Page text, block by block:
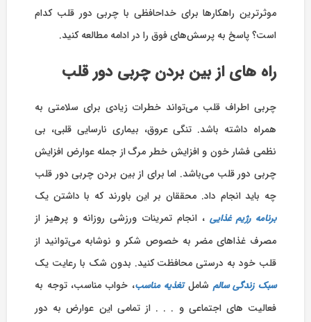
موثرترین راهکارها برای خداحافظی با چربی دور قلب کدام
است؟ پاسخ به پرسش‌های فوق را در ادامه مطالعه کنید.
راه های از بین بردن چربی دور قلب
چربی اطراف قلب می‌تواند خطرات زیادی برای سلامتی به
همراه داشته باشد. تنگی عروق، بیماری نارسایی قلبی، بی
نظمی فشار خون و افزایش خطر مرگ از جمله عوارض افزایش
چربی دور قلب می‌باشد. اما برای از بین بردن چربی دور قلب
چه باید انجام داد. محققان بر این باورند که با داشتن یک
برنامه رژیم غذایی ، انجام تمرینات ورزشی روزانه و پرهیز از
مصرف غذاهای مضر به خصوص شکر و نوشابه می‌توانید از
قلب خود به درستی محافظت کنید. بدون شک با رعایت یک
سبک زندگی سالمشاملتغذیه مناسب، خواب مناسب، توجه به
فعالیت های اجتماعی و . . . از تمامی این عوارض به دور